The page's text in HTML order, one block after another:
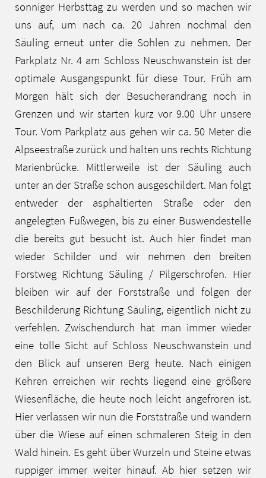
sonniger Herbsttag zu werden und so machen wir
uns auf, um nach ca. 20 Jahren nochmal den
Säuling erneut unter die Sohlen zu nehmen. Der
Parkplatz Nr. 4 am Schloss Neuschwanstein ist der
optimale Ausgangspunkt für diese Tour. Früh am
Morgen hält sich der Besucherandrang noch in
Grenzen und wir starten kurz vor 9.00 Uhr unsere
Tour. Vom Parkplatz aus gehen wir ca. 50 Meter die
Alpseestraße zurück und halten uns rechts Richtung
Marienbrücke. Mittlerweile ist der Säuling auch
unter an der Straße schon ausgeschildert. Man folgt
entweder der asphaltierten Straße oder den
angelegten Fußwegen, bis zu einer Buswendestelle
die bereits gut besucht ist. Auch hier findet man
wieder Schilder und wir nehmen den breiten
Forstweg Richtung Säuling / Pilgerschrofen. Hier
bleiben wir auf der Forststraße und folgen der
Beschilderung Richtung Säuling, eigentlich nicht zu
verfehlen. Zwischendurch hat man immer wieder
eine tolle Sicht auf Schloss Neuschwanstein und
den Blick auf unseren Berg heute. Nach einigen
Kehren erreichen wir rechts liegend eine größere
Wiesenfläche, die heute noch leicht angefroren ist.
Hier verlassen wir nun die Forststraße und wandern
über die Wiese auf einen schmaleren Steig in den
Wald hinein. Es geht über Wurzeln und Steine etwas
ruppiger immer weiter hinauf. Ab hier setzen wir